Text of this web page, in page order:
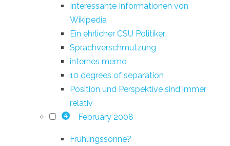
Interessante Informationen von
Wikipedia
Ein ehrlicher CSU Politiker
Sprachverschmutzung
internes memo
10 degrees of separation
Position und Perspektive sind immer
relativ
4 February 2008
Frühlingssonne?